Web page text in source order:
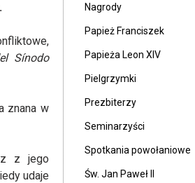
Sínodo
znana w
z jego
udaje
Nagrody
Papież Franciszek
Papieża Leon XIV
Pielgrzymki
Prezbiterzy
Seminarzyści
Spotkania powołaniowe
Św. Jan Paweł II